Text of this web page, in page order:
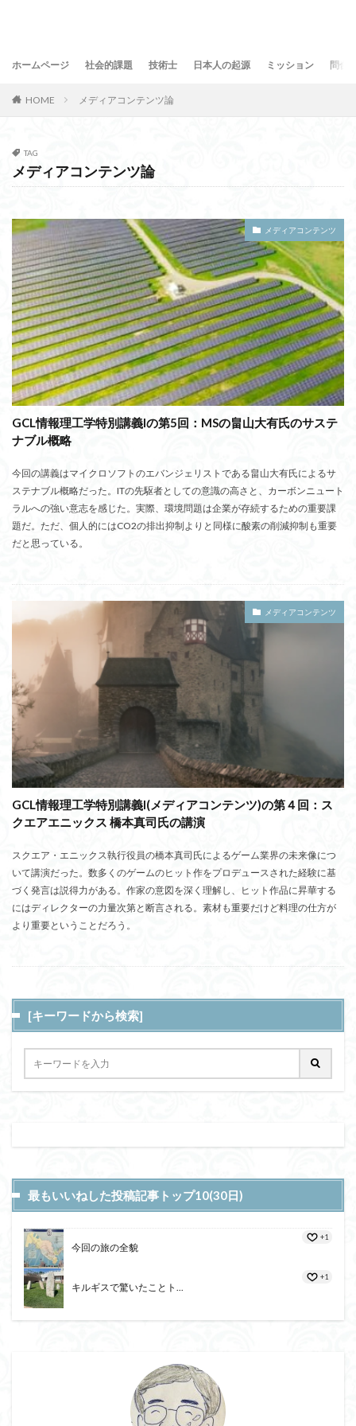
ホームページ 社会的課題 技術士 日本人の起源 ミッション 問合
HOME メディアコンテンツ論
TAG
メディアコンテンツ論
メディアコンテンツ
GCL情報理工学特別講義Iの第5回：MSの畠山大有氏のサステ
ナブル概略
今回の講義はマイクロソフトのエバンジェリストである畠山大有氏によるサ
ステナブル概略だった。ITの先駆者としての意識の高さと、カーボンニュート
ラルへの強い意志を感じた。実際、環境問題は企業が存続するための重要課
題だ。ただ、個人的にはCO2の排出抑制よりと同様に酸素の削減抑制も重要
だと思っている。
メディアコンテンツ
GCL情報理工学特別講義I(メディアコンテンツ)の第４回：ス
クエアエニックス 橋本真司氏の講演
スクエア・エニックス執行役員の橋本真司氏によるゲーム業界の未来像につ
いて講演だった。数多くのゲームのヒット作をプロデュースされた経験に基
づく発言は説得力がある。作家の意図を深く理解し、ヒット作品に昇華する
にはディレクターの力量次第と断言される。素材も重要だけど料理の仕方が
より重要ということだろう。
[キーワードから検索]
最もいいねした投稿記事トップ10(30日)
今回の旅の全貌
+1
キルギスで驚いたことト...
+1